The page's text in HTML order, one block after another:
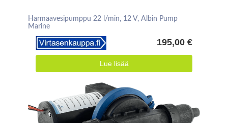
Harmaavesipumppu 22 l/min, 12 V, Albin Pump
Marine
195,00 €
Lue lisää